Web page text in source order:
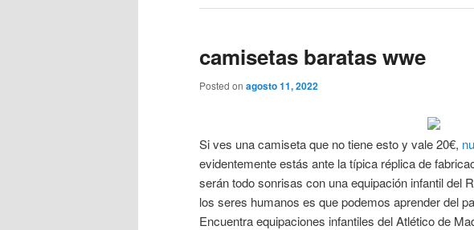
camisetas baratas wwe
Posted on agosto 11, 2022
Si ves una camiseta que no tiene esto y vale 20€,
evidentemente estás ante la típica réplica de
serán todo sonrisas con una equipación infantil del
los seres humanos es que podemos aprender del
Encuentra equipaciones infantiles del Atlético de